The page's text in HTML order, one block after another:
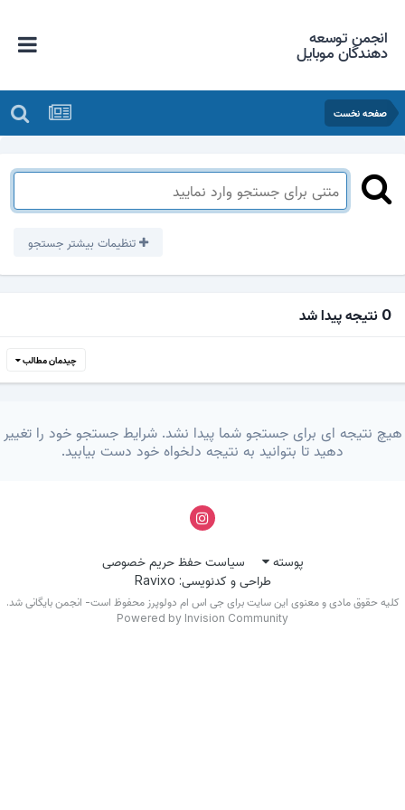
انجمن توسعه
دهندگان موبایل
صفحه نخست
تنظیمات بیشتر جستجو
0 نتیجه پیدا شد
چیدمان مطالب
نتیجه ای برای جستجو شما پیدا نشد. شرایط جستجو خود را تغییر
دهید تا بتوانید به نتیجه دلخواه خود دست بیابید.
پوسته
سیاست حفظ حریم خصوصی
طراحی و کدنویسی: Ravixo
کلیه حقوق مادی و معنوی این سایت برای جی اس ام دولوپرز محفوظ است- انجمن بایگانی شد.
Powered by Invision Community